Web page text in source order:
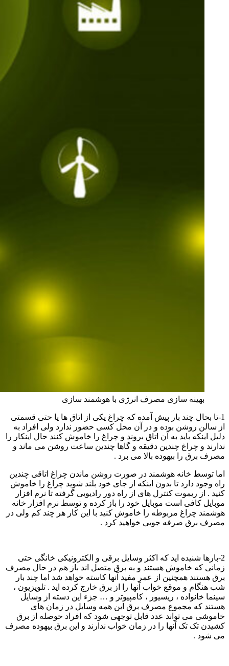
بهینه سازی مصرف انرژی با هوشمند سازی
1-تا بحال چند بار پیش آمده که چراغ یکی از اتاق ها یا حتی قسمتی
از سالن روشن بوده و در آن محل کسی حضور ندارد ولی افراد به
دلیل اینکه باید به آن اتاق بروند و چراغ را خاموش کنند حال اینکار را
ندارند و چراغ چندین دقیقه و گاها چندین ساعت روشن می ماند و
مصرف برق را بیهوده بالا می برد .
اما توسط خانه هوشمند در صورت روشن ماندن چراغ اتاقی چندین
راه وجود دارد تا بدون اینکه از جای خود بلند شوید چراغ را خاموش
کنید . از ریموت کنترل های از راه دور رادیویی گرفته تا نرم افزار
موبایل کافی است موبایل خود را باز کرده و توسط نرم افزار خانه
هوشمند چراغ مربوطه را خاموش کنید با این کار هر چند کم ولی در
مصرف برق صرفه جویی خواهید کرد .
2-بارها شنیده اید که اکثر وسایل برقی و الکترونیکی خانگی حتی
زمانی که خاموش هستند و به برق متصل اند باز هم در حال مصرف
برق هستند همچنین از عمر مفید آنها کاسته خواهد شد اما چند بار
شب هنگام و موقع خواب آنها را از برق خارج کرده اید . تلویزیون ،
سینما خانواده ، ریسیور ، کامپیوتر و … جزء این دسته از وسایل
هستند که مجموع مصرف برق این همه وسایل در زمان های
خاموشی می تواند عدد قابل توجهی شود که افراد حوصله از برق
کشیدن تک تک آنها را در زمان خواب ندارند و این برق بیهوده مصرف
می شود .